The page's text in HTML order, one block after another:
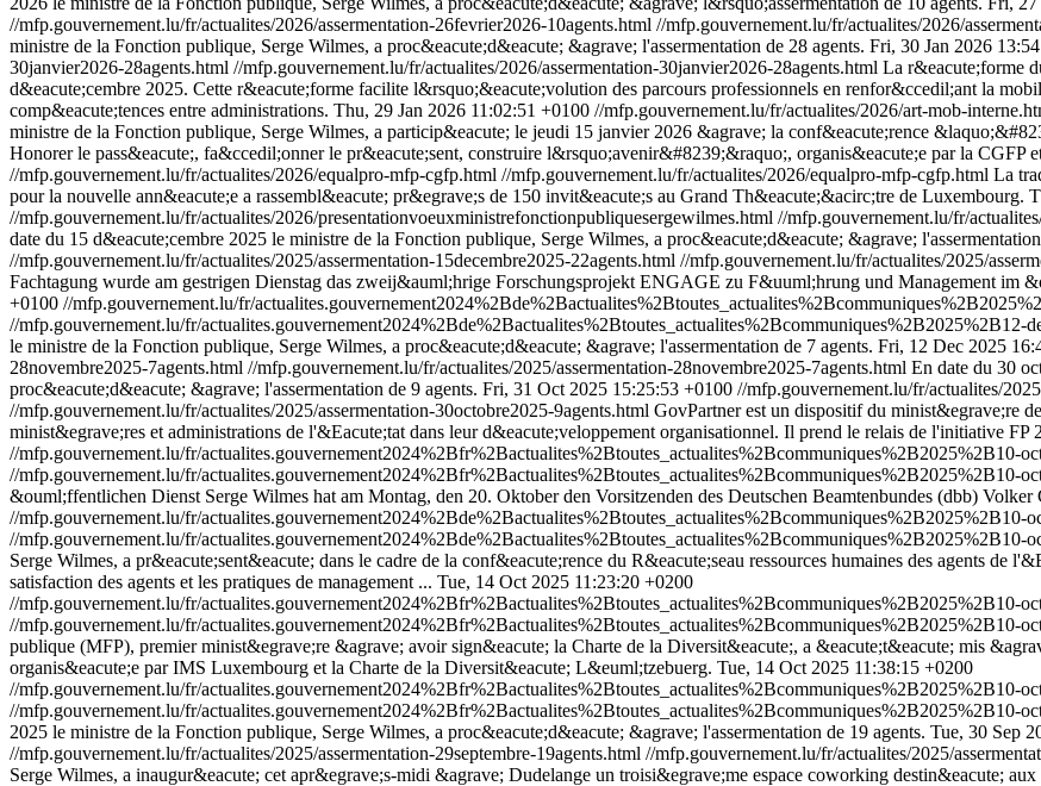
//mfp.gouvernement.lu/fr/actualites/2026/assermentation-26fevrier2026-10agents.html //mfp.gouvernement.lu/fr/actualites/2026/
ministre de la Fonction publique, Serge Wilmes, a proc&eacute;d&eacute; &agrave; l'assermentation de 28 agents. Fri, 30 Jan 2026
30janvier2026-28agents.html //mfp.gouvernement.lu/fr/actualites/2026/assermentation-30janvier2026-28agents.html La r&eacute;forme
d&eacute;cembre 2025. Cette r&eacute;forme facilite l&rsquo;&eacute;volution des parcours professionnels en renfor&ccedil;ant la
comp&eacute;tences entre administrations. Thu, 29 Jan 2026 11:02:51 +0100 //mfp.gouvernement.lu/fr/actualites/2026/art-mob-
ministre de la Fonction publique, Serge Wilmes, a particip&eacute; le jeudi 15 janvier 2026 &agrave; la conf&eacute;rence
Honorer le pass&eacute;, fa&ccedil;onner le pr&eacute;sent, construire l&rsquo;avenir&#8239;&raquo;, organis&eacute;e par la CGFP
//mfp.gouvernement.lu/fr/actualites/2026/equalpro-mfp-cgfp.html //mfp.gouvernement.lu/fr/actualites/2026/equalpro-mfp-cgfp.html La
pour la nouvelle ann&eacute;e a rassembl&eacute; pr&egrave;s de 150 invit&eacute;s au Grand Th&eacute;&acirc;tre de Luxembourg.
//mfp.gouvernement.lu/fr/actualites/2026/presentationvoeuxministrefonctionpubliquesergewilmes.html //mfp.gouvernement.lu/fr/
date du 15 d&eacute;cembre 2025 le ministre de la Fonction publique, Serge Wilmes, a proc&eacute;d&eacute; &agrave;
//mfp.gouvernement.lu/fr/actualites/2025/assermentation-15decembre2025-22agents.html //mfp.gouvernement.lu/fr/actualites/2025/
Fachtagung wurde am gestrigen Dienstag das zweij&auml;hrige Forschungsprojekt ENGAGE zu F&uuml;hrung und Management im
+0100 //mfp.gouvernement.lu/fr/
//mfp.gouvernement.lu/fr/actualites.gouvernement2024%2Bde%2Bactualites%2Btoutes_actualites%2Bcommuniques%2B2025%2B12-
le ministre de la Fonction publique, Serge Wilmes, a proc&eacute;d&eacute; &agrave; l'assermentation de 7 agents. Fri, 12 Dec 2025
28novembre2025-7agents.html //mfp.gouvernement.lu/fr/actualites/2025/assermentation-28novembre2025-7agents.html En date du 30
proc&eacute;d&eacute; &agrave; l'assermentation de 9 agents. Fri, 31 Oct 2025 15:25:53 +0100 //mfp.gouvernement.lu/fr/actualites/
//mfp.gouvernement.lu/fr/actualites/2025/assermentation-30octobre2025-9agents.html GovPartner est un dispositif du minist&egrave;re
minist&egrave;res et administrations de l'&Eacute;tat dans leur d&eacute;veloppement organisationnel. Il prend le relais de l'initiative FP
//mfp.gouvernement.lu/fr/actualites.gouvernement2024%2Bfr%2Bactualites%2Btoutes_actualites%2Bcommuniques%2B2025%2B10-
//mfp.gouvernement.lu/fr/actualites.gouvernement2024%2Bfr%2Bactualites%2Btoutes_actualites%2Bcommuniques%2B2025%2B10-
&ouml;ffentlichen Dienst Serge Wilmes hat am Montag, den 20. Oktober den Vorsitzenden des Deutschen Beamtenbundes (dbb) Volker
//mfp.gouvernement.lu/fr/actualites.gouvernement2024%2Bde%2Bactualites%2Btoutes_actualites%2Bcommuniques%2B2025%2B10-
//mfp.gouvernement.lu/fr/actualites.gouvernement2024%2Bde%2Bactualites%2Btoutes_actualites%2Bcommuniques%2B2025%2B10-
Serge Wilmes, a pr&eacute;sent&eacute; dans le cadre de la conf&eacute;rence du R&eacute;seau ressources humaines des agents de
satisfaction des agents et les pratiques de management ... Tue, 14 Oct 2025 11:23:20 +0200
//mfp.gouvernement.lu/fr/actualites.gouvernement2024%2Bfr%2Bactualites%2Btoutes_actualites%2Bcommuniques%2B2025%2B10-
//mfp.gouvernement.lu/fr/actualites.gouvernement2024%2Bfr%2Bactualites%2Btoutes_actualites%2Bcommuniques%2B2025%2B10-
publique (MFP), premier minist&egrave;re &agrave; avoir sign&eacute; la Charte de la Diversit&eacute;, a &eacute;t&eacute; mis
organis&eacute;e par IMS Luxembourg et la Charte de la Diversit&eacute; L&euml;tzebuerg. Tue, 14 Oct 2025 11:38:15 +0200
//mfp.gouvernement.lu/fr/actualites.gouvernement2024%2Bfr%2Bactualites%2Btoutes_actualites%2Bcommuniques%2B2025%2B10-
//mfp.gouvernement.lu/fr/actualites.gouvernement2024%2Bfr%2Bactualites%2Btoutes_actualites%2Bcommuniques%2B2025%2B10-
2025 le ministre de la Fonction publique, Serge Wilmes, a proc&eacute;d&eacute; &agrave; l'assermentation de 19 agents. Tue, 30 Sep
//mfp.gouvernement.lu/fr/actualites/2025/assermentation-29septembre-19agents.html //mfp.gouvernement.lu/fr/actualites/2025/
Serge Wilmes, a inaugur&eacute; cet apr&egrave;s-midi &agrave; Dudelange un troisi&egrave;me espace coworking destin&eacute; aux